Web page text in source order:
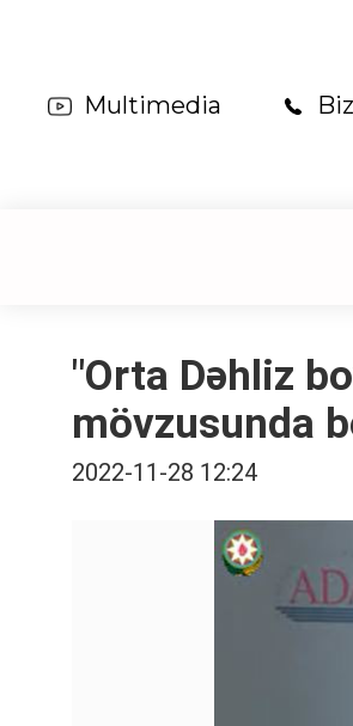
Multimedia
"Orta Dəhliz
mövzusunda
2022-11-28 12:24